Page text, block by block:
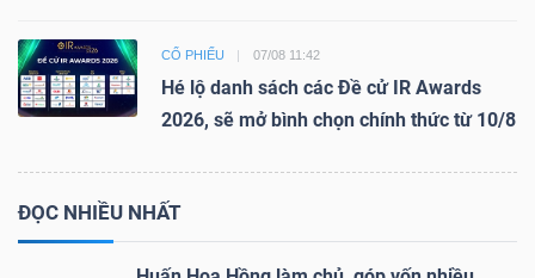
CỔ PHIẾU 07/08 11:42
Hé lộ danh sách các Đề cử IR Awards
2026, sẽ mở bình chọn chính thức từ 10/8
ĐỌC NHIỀU NHẤT